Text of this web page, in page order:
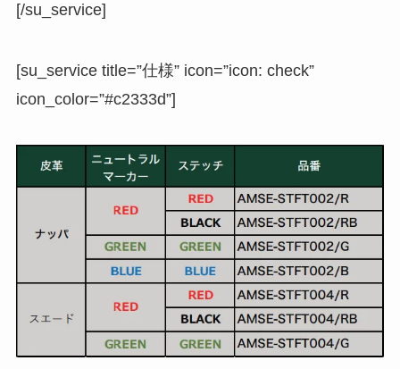
[/su_service]
[su_service title=”仕様” icon=”icon: check”
icon_color=”#c2333d”]